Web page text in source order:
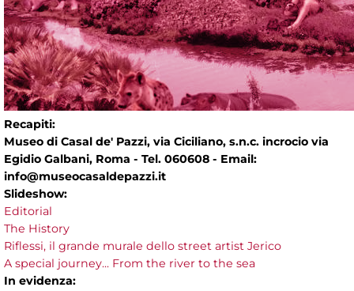
Recapiti:
Museo di Casal de' Pazzi, via Ciciliano, s.n.c. incrocio via
Egidio Galbani, Roma - Tel. 060608 - Email:
info@museocasaldepazzi.it
Slideshow:
Editorial
The History
Riflessi, il grande murale dello street artist Jerico
A special journey... From the river to the sea
In evidenza: